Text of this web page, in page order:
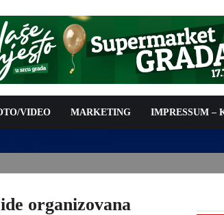
VIDEO MARKETING IMPRESSUM –
KM ZA VODOSNABDIJEVANJE
organizovana